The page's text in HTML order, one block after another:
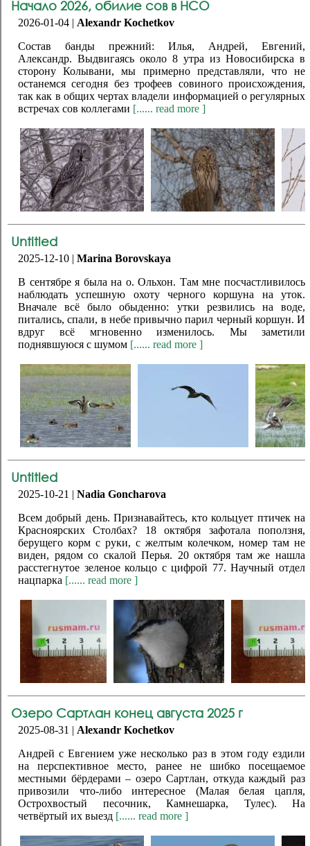
Начало 2026, обилие сов в НСО
2026-01-04 | Alexandr Kochetkov
Состав банды прежний: Илья, Андрей, Евгений,
Александр. Выдвигаясь около 8 утра из Новосибирска в
сторону Колывани, мы примерно представляли, что не
останемся сегодня без трофеев совиного происхождения,
так как в общих чертах владели информацией о регулярных
встречах сов коллегами [...... read more ]
Untitled
2025-12-10 | Marina Borovskaya
В сентябре я была на о. Ольхон. Там мне посчастливилось
наблюдать успешную охоту черного коршуна на уток.
Вначале всё было обыденно: утки резвились на воде,
питались, спали, в небе привычно парил черный коршун. И
вдруг всё мгновенно изменилось. Мы заметили
поднявшуюся с шумом [...... read more ]
Untitled
2025-10-21 | Nadia Goncharova
Всем добрый день. Признавайтесь, кто кольцует птичек на
Красноярских Столбах? 18 октября зафотала поползня,
берущего корм с руки, с желтым колечком, номер там не
виден, рядом со скалой Перья. 20 октября там же нашла
расстегнутое зеленое кольцо с цифрой 77. Научный отдел
нацпарка [...... read more ]
Озеро Сартлан конец августа 2025 г
2025-08-31 | Alexandr Kochetkov
Андрей с Евгением уже несколько раз в этом году ездили
на перспективное место, ранее не шибко посещаемое
местными бёрдерами – озеро Сартлан, откуда каждый раз
привозили что-либо интересное (Малая белая цапля,
Острохвостый песочник, Камнешарка, Тулес). На
четвёртый их выезд [...... read more ]